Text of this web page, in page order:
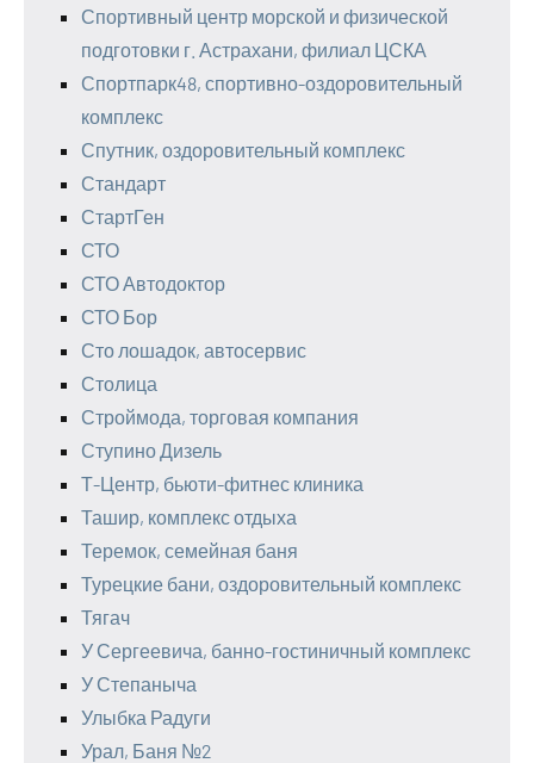
Спортивный центр морской и физической
подготовки г. Астрахани, филиал ЦСКА
Спортпарк48, спортивно-оздоровительный
комплекс
Спутник, оздоровительный комплекс
Стандарт
СтартГен
СТО
СТО Автодоктор
СТО Бор
Сто лошадок, автосервис
Столица
Строймода, торговая компания
Ступино Дизель
Т-Центр, бьюти-фитнес клиника
Ташир, комплекс отдыха
Теремок, семейная баня
Турецкие бани, оздоровительный комплекс
Тягач
У Сергеевича, банно-гостиничный комплекс
У Степаныча
Улыбка Радуги
Урал, Баня №2